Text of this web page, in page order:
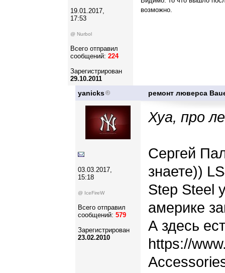
19.01.2017,
17:53
@ Nurbol
Всего отправил
сообщений: 224
Зарегистрирован
29.10.2011
возможно.
yanicks ремонт люверса
03.03.2017,
15:18
@ IceFireW
Всего отправил
сообщений: 579
Зарегистрирован
23.02.2010
Хуа, про
Сергей
знаете))
Step Steel
америке
А здесь
https://